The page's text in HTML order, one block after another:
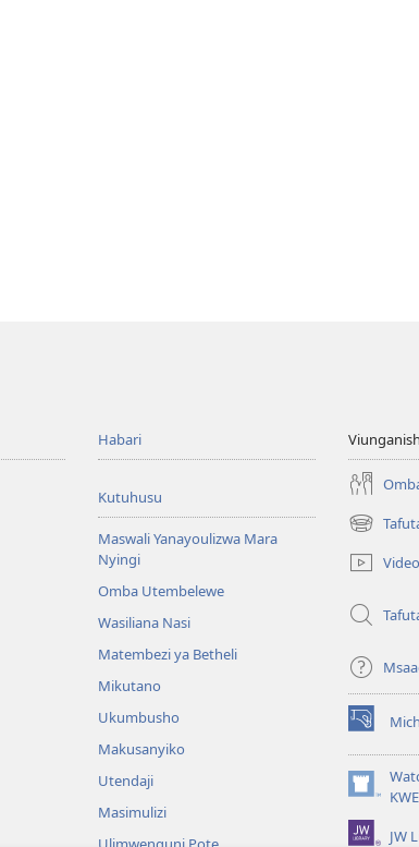
Habari
Kutuhusu
Maswali Yanayoulizwa Mara
Nyingi
Omba Utembelewe
Wasiliana Nasi
Matembezi ya Betheli
Mikutano
Ukumbusho
Makusanyiko
Utendaji
Masimulizi
(opens
new
window)
Video
(opens
new
window)
(opens
new
window)
JW